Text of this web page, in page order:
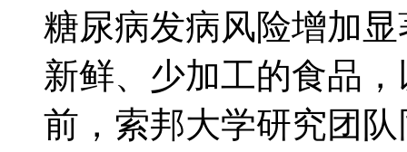
糖尿病发病风险增加
新鲜、少加工的食品
前，索邦大学研究团